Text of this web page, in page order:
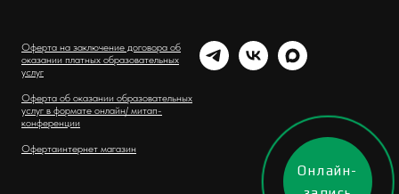
Оферта на заключение договора об
оказании платных образовательных
услуг
Оферта об оказании образовательных
услуг в формате онлайн/ митап-
конференции
Офертаинтернет магазин
Онлайн-